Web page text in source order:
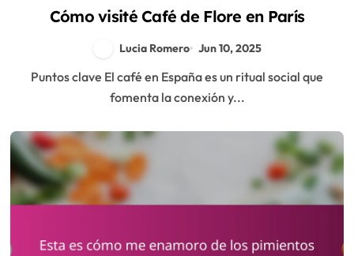
Cómo visité Café de Flore en París
Lucia Romero Jun 10, 2025
Puntos clave El café en España es un ritual social que
fomenta la conexión y...